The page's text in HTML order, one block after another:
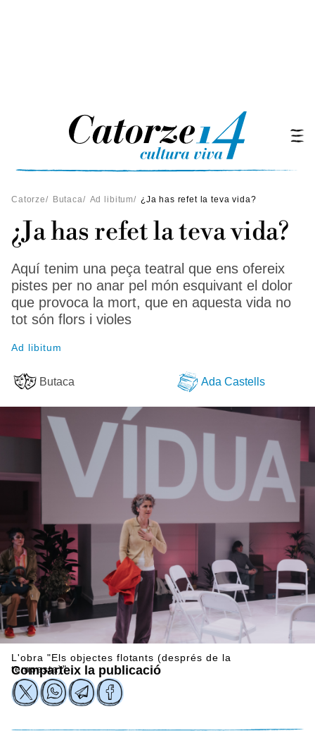
Catorze/ Butaca/ Ad libitum/ ¿Ja has refet la teva vida?
¿Ja has refet la teva vida?
Aquí tenim una peça teatral que ens ofereix
pistes per no anar pel món esquivant el dolor
que provoca la mort, que en aquesta vida no
tot són flors i violes
Ad libitum
Butaca Ada Castells
L'obra "Els objectes flotants (després de la
tempesta)"
Comparteix la publicació